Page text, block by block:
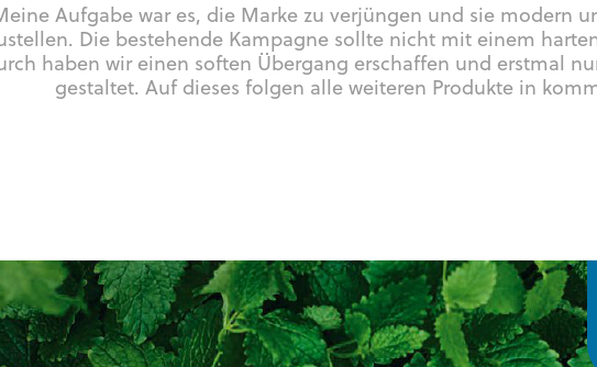
Aufgabe war es, die Marke zu verjüngen und sie modern
Die bestehende Kampagne sollte nicht mit einem
haben wir einen soften Übergang erschaffen und erstmal
gestaltet. Auf dieses folgen alle weiteren Produkte in